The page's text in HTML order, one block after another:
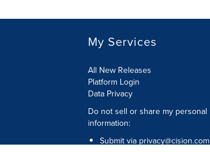
My Services
All New Releases
Platform Login
Data Privacy
Do not sell or share my personal
information:
Submit via privacy@cision.com